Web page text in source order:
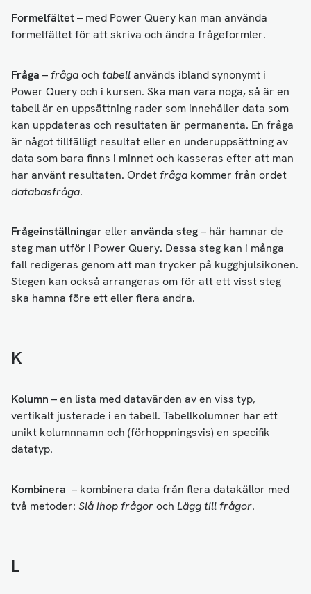
Formelfältet– med Power Query kan man använda
formelfältet för att skriva och ändra frågeformler.
Fråga –frågaoch tabellanvänds ibland synonymt i
Power Query och i kursen. Ska man vara noga, så är en
tabell är en uppsättning rader som innehåller data som
kan uppdateras och resultaten är permanenta. En fråga
är något tillfälligt resultat eller en underuppsättning av
data som bara finns i minnet och kasseras efter att man
har använt resultaten. Ordetfråga kommer från ordet
databasfråga.
Frågeinställningareller använda steg– här hamnar de
steg man utför i Power Query. Dessa steg kan i många
fall redigeras genom att man trycker på kugghjulsikonen.
Stegen kan också arrangeras om för att ett visst steg
ska hamna före ett eller flera andra.
K
Kolumn – en lista med datavärden av en viss typ,
vertikalt justerade i en tabell. Tabellkolumner har ett
unikt kolumnnamn och (förhoppningsvis) en specifik
datatyp.
Kombinera – kombinera data från flera datakällor med
två metoder: Slå ihop frågoroch Lägg till frågor.
L